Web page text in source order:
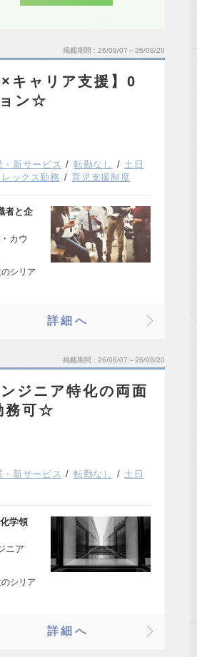
掲載期間 26/08/07～26/08/20
キャリア支援】0
ン☆
・新サービス 転勤なし
土日
ックス勤務 育児支援制度
者と企
カウ
シリア
詳細へ
掲載期間 26/08/07～26/08/20
ジニア特化の両面
務可☆
・新サービス 転勤なし
土日
学領
ニア
シリア
詳細へ